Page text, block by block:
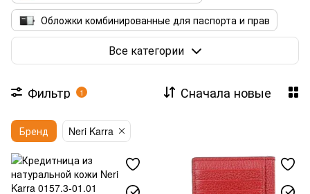
Обложки комбинированные для паспорта и прав
Обложки для удостоверений
Все категории
Фильтр 1 Сначала новые
Бренд Neri Karra